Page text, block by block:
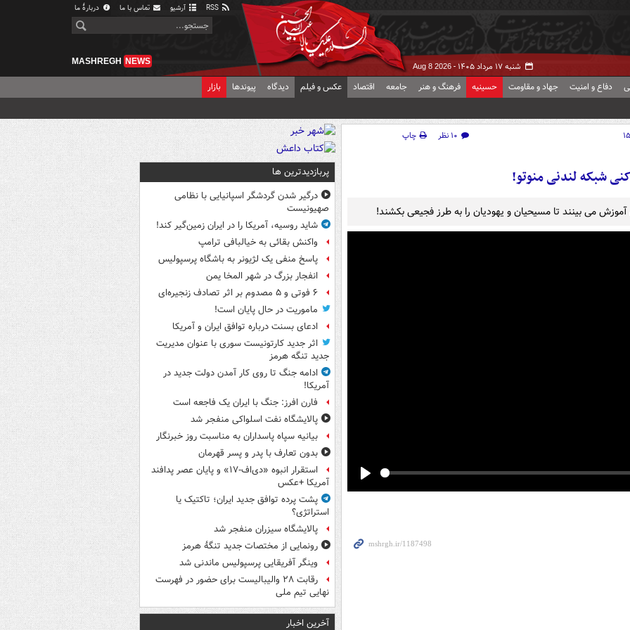
آرشیو تماس با ما دربارهٔ ما
شنبه ۱۷ مرداد ۱۴۰۵ - Aug 8 2026
MASHREGH NEWS
دفاع و امنیت جهاد و مقاومت حسینیه فرهنگ و هنر جامعه اقتصاد عکس و فیلم دیدگاه پیوندها بازار
۱۰ نظر
چاپ
شبکه لندنی منوتو!
آموزش می بینند تا مسیحیان و یهودیان را به طرز فجیعی بکشند!
پربازدیدترین ها
درگیر شدن گردشگر اسپانیایی با نظامی
صهیونیست
شاید روسیه، آمریکا را در ایران زمین‌گیر کند!
واکنش بقائی به خیالبافی ترامپ
پاسخ منفی یک لژیونر به باشگاه پرسپولیس
انفجار بزرگ در شهر المخا یمن
۶ فوتی و ۵ مصدوم بر اثر تصادف زنجیره‌ای
ماموریت در حال پایان است!
ادعای بسنت درباره توافق ایران و آمریکا
اثر جدید کارتونیست سوری با عنوان مدیریت
جدید تنگه هرمز
ادامه جنگ تا روی کار آمدن دولت جدید در
آمریکا!
فارن افرز: جنگ با ایران یک فاجعه است
پالایشگاه نفت اسلواکی منفجر شد
بیانیه سپاه پاسداران به مناسبت روز خبرنگار
بدون تعارف با پدر و پسر قهرمان
استقرار انبوه «دی‌اف‑۱۷» و پایان عصر پدافند
آمریکا +عکس
پشت پرده توافق جدید ایران؛ تاکتیک یا
استراتژی؟
پالایشگاه سیزران منفجر شد
رونمایی از مختصات جدید تنگۀ هرمز
وینگر آفریقایی پرسپولیس ماندنی شد
رقابت ۲۸ والیبالیست برای حضور در فهرست
نهایی تیم ملی
آخرین اخبار